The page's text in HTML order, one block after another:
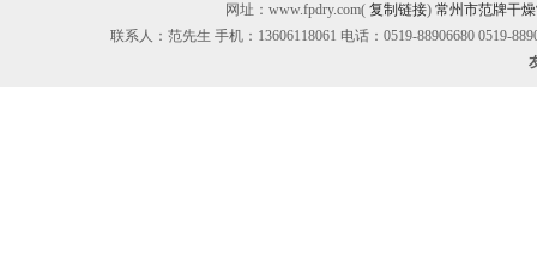
网址：www.fpdry.com( 复制链接) 常州市范牌干
联系人：范先生 手机：13606118061 电话：0519-88906680 0519-